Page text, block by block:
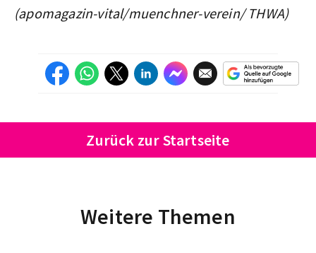
(apomagazin-vital/muenchner-verein/ THWA)
Zurück zur Startseite
Weitere Themen